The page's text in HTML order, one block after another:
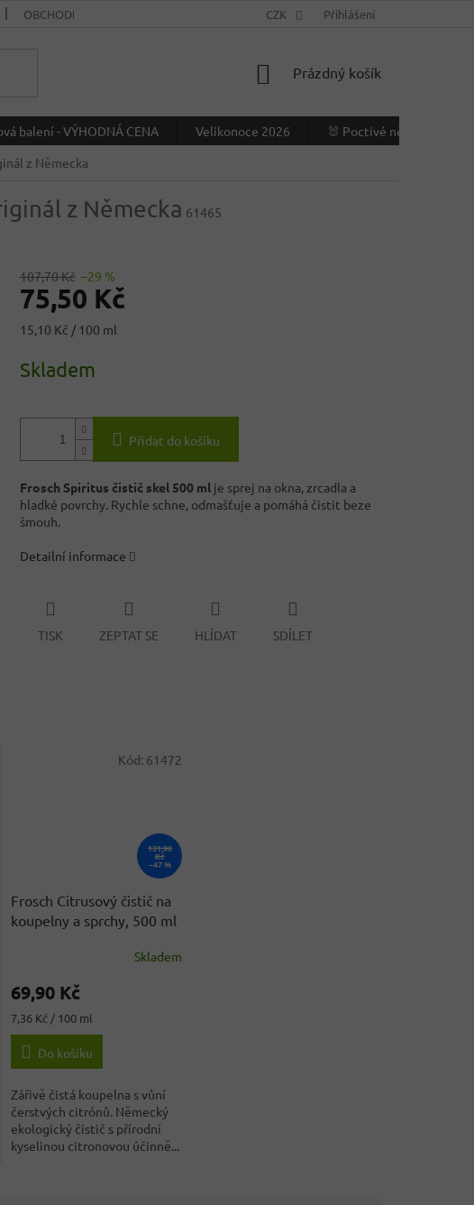
OBCHODNÍ PODMÍNKY VÝDEJNÍ MÍSTO
CZK Přihlášení
NÁKUPNÍ
Prázdný košík
balení - VÝHODNÁ CENA Velikonoce 2026
🐰 Poctivé německé
z Německa
z Německa 61465
107,70 Kč –29 %
75,50 Kč
Měrná
15,10 Kč / 100 ml
Skladem
Přidat do košíku
Frosch Spiritus čistič skel 500 mlje sprej na okna, zrcadla a
hladké povrchy. Rychle schne, odmašťuje a pomáhá čistit beze
šmouh.
Detailní informace
TISK ZEPTAT SE HLÍDAT SDÍLET
131,90
Kč
–47 %
Frosch Citrusový čistič na
koupelny a sprchy, 500 ml
Skladem
69,90 Kč
Měrná
cena:
7,36 Kč / 100 ml
Do košíku
Zářivě čistá koupelna s vůní
čerstvých citrónů. Německý
ekologický čistič s přírodní
kyselinou citronovou účinně...
Kód: 61472